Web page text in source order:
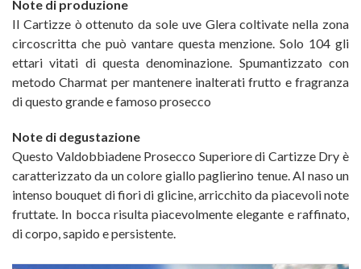
Note di produzione
Il Cartizze ò ottenuto da sole uve Glera coltivate nella zona
circoscritta che può vantare questa menzione. Solo 104 gli
ettari vitati di questa denominazione. Spumantizzato con
metodo Charmat per mantenere inalterati frutto e fragranza
di questo grande e famoso prosecco
Note di degustazione
Questo Valdobbiadene Prosecco Superiore di Cartizze Dry è
caratterizzato da un colore giallo paglierino tenue. Al naso un
intenso bouquet di fiori di glicine, arricchito da piacevoli note
fruttate. In bocca risulta piacevolmente elegante e raffinato,
di corpo, sapido e persistente.